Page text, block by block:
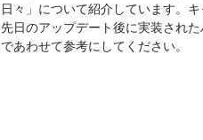
日々」について紹介しています。
先日のアップデート後に実装され
であわせて参考にしてください。